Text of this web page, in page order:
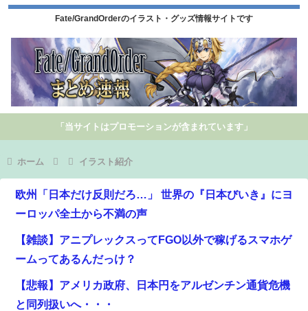
Fate/GrandOrderのイラスト・グッズ情報サイトです
「当サイトはプロモーションが含まれています」
ホーム イラスト紹介
欧州「日本だけ反則だろ…」 世界の『日本びいき』にヨ
ーロッパ全土から不満の声
【雑談】アニプレックスってFGO以外で稼げるスマホゲ
ームってあるんだっけ？
【悲報】アメリカ政府、日本円をアルゼンチン通貨危機
と同列扱いへ・・・